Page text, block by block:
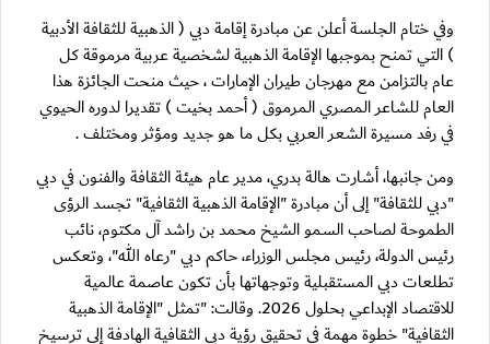
وفي ختام الجلسة أعلن عن مبادرة إقامة دبي ( الذهبية للثقافة الأدبية
) التي تمنح بموجبها الإقامة الذهبية لشخصية عربية مرموقة كل
عام بالتزامن مع مهرجان طيران الإمارات ، حيث منحت الجائزة هذا
العام للشاعر المصري المرموق ( أحمد بخيت ) تقديرا لدوره الحيوي
في رفد مسيرة الشعر العربي بكل ما هو جديد ومؤثر ومختلف .
ومن جانبها، أشارت هالة بدري، مدير عام هيئة الثقافة والفنون في دبي
"دبي للثقافة" إلى أن مبادرة "الإقامة الذهبية الثقافية" تجسد الرؤى
الطموحة لصاحب السمو الشيخ محمد بن راشد آل مكتوم، نائب
رئيس الدولة، رئيس مجلس الوزراء، حاكم دبي "رعاه الله"، وتعكس
تطلعات دبي المستقبلية وتوجهاتها بأن تكون عاصمة عالمية
للاقتصاد الإبداعي بحلول 2026. وقالت: "تمثل "الإقامة الذهبية
الثقافية" خطوة مهمة في تحقيق رؤية دبي الثقافية الهادفة إلى ترسيخ